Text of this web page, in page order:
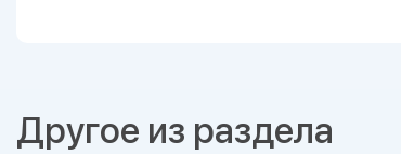
Другое из раздела